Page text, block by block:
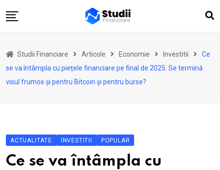
to
Actualitate
Investiții
Studii Financiare Articole Economie Investitii
Ce
se va întâmpla cu piețele financiare pe final de 2025. Se termină
visul frumos și pentru Bitcoin și pentru burse?
ACTUALITATE INVESTITII POPULAR
Ce se va întâmpla cu